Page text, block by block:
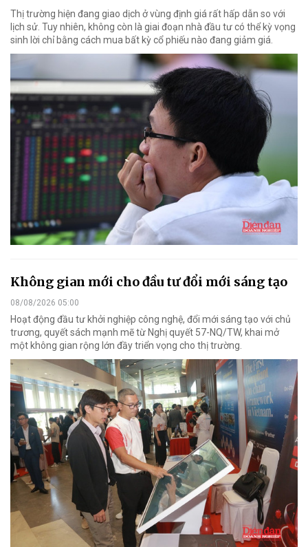
Thị trường hiện đang giao dịch ở vùng định giá rất hấp dẫn so với
lịch sử. Tuy nhiên, không còn là giai đoạn nhà đầu tư có thể kỳ vọng
sinh lời chỉ bằng cách mua bất kỳ cổ phiếu nào đang giảm giá.
Không gian mới cho đầu tư đổi mới sáng tạo
08/08/2026 05:00
Hoạt động đầu tư khởi nghiệp công nghệ, đổi mới sáng tạo với chủ
trương, quyết sách mạnh mẽ từ Nghị quyết 57-NQ/TW, khai mở
một không gian rộng lớn đầy triển vọng cho thị trường.